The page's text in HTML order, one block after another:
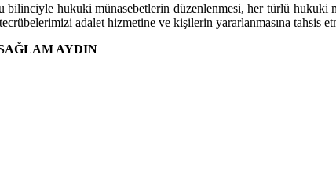
hukuki münasebetlerin düzenlenmesi, her türlü hukuki
adalet hizmetine ve kişilerin yararlanmasına tahsis
AYDIN